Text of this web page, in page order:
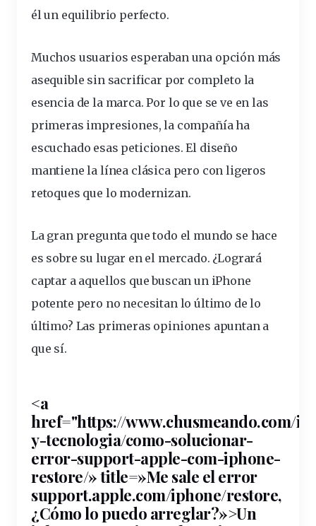
él un equilibrio perfecto.
Muchos usuarios esperaban una opción más
asequible sin sacrificar por completo la
esencia de la marca. Por lo que se ve en las
primeras impresiones, la compañía ha
escuchado esas peticiones. El diseño
mantiene la línea clásica pero con ligeros
retoques que lo modernizan.
La gran pregunta que todo el mundo se hace
es sobre su lugar en el mercado. ¿Logrará
captar a aquellos que buscan un iPhone
potente pero no necesitan lo último de lo
último? Las primeras opiniones apuntan a
que sí.
<a
href="https://www.chusmeando.com/
y-tecnologia/como-solucionar-
error-support-apple-com-iphone-
restore/» title=»Me sale el error
support.apple.com/iphone/restore,
¿Cómo lo puedo arreglar?»>Un